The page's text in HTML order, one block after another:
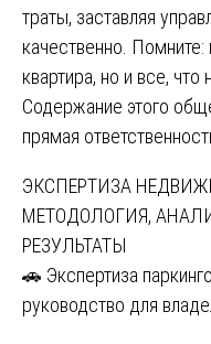
траты, заставляя
качественно.
квартира, но и все, что
Содержание этого
прямая
Навигация
по
записям
ЭКСПЕРТИЗА
МЕТОДОЛОГИЯ,
РЕЗУЛЬТАТЫ
🚗 Экспертиза
руководство для